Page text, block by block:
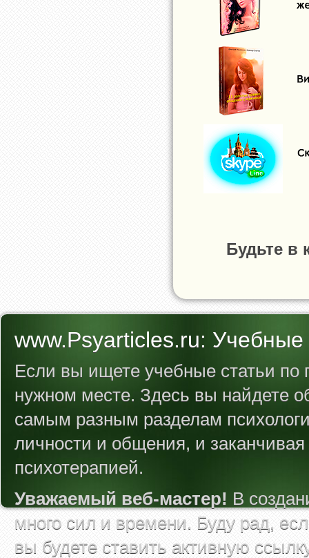
Будьте в
www.Psyarticles.ru: Учебные
Если вы ищете учебные статьи по
нужном месте. Здесь вы найдете
самым разным разделам
личности и общения, и
психотерапией.
Уважаемый веб-мастер! В
много сил и времени. Буду рад,
вы будете ставить активную